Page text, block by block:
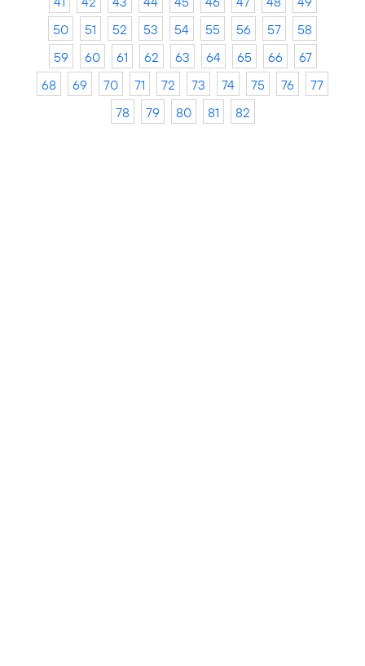
50
51 52 53 54 55 56 57
58
59
60 61 62 63 64 65 66
67
68
69 70 71 72 73 74 75 76
77
78
79 80 81 82